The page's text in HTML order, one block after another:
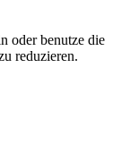
oder benutze die
reduzieren.